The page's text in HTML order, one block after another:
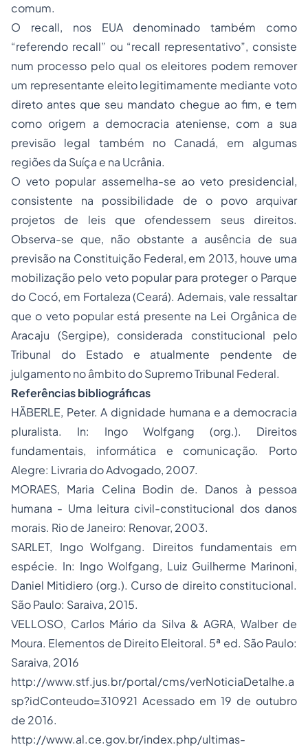
comum.
O recall, nos EUA denominado também como
“referendo recall” ou “recall representativo”, consiste
num processo pelo qual os eleitores podem remover
um representante eleito legitimamente mediante voto
direto antes que seu mandato chegue ao fim, e tem
como origem a democracia ateniense, com a sua
previsão legal também no Canadá, em algumas
regiões da Suíça e na Ucrânia.
O veto popular assemelha-se ao veto presidencial,
consistente na possibilidade de o povo arquivar
projetos de leis que ofendessem seus direitos.
Observa-se que, não obstante a ausência de sua
previsão na Constituição Federal, em 2013, houve uma
mobilização pelo veto popular para proteger o Parque
do Cocó, em Fortaleza (Ceará). Ademais, vale ressaltar
que o veto popular está presente na Lei Orgânica de
Aracaju (Sergipe), considerada constitucional pelo
Tribunal do Estado e atualmente pendente de
julgamento no âmbito do Supremo Tribunal Federal.
Referências bibliográficas
HÄBERLE, Peter. A dignidade humana e a democracia
pluralista. In: Ingo Wolfgang (org.). Direitos
fundamentais, informática e comunicação. Porto
Alegre: Livraria do Advogado, 2007.
MORAES, Maria Celina Bodin de. Danos à pessoa
humana - Uma leitura civil-constitucional dos danos
morais. Rio de Janeiro: Renovar, 2003.
SARLET, Ingo Wolfgang. Direitos fundamentais em
espécie. In: Ingo Wolfgang, Luiz Guilherme Marinoni,
Daniel Mitidiero (org.). Curso de direito constitucional.
São Paulo: Saraiva, 2015.
VELLOSO, Carlos Mário da Silva & AGRA, Walber de
Moura. Elementos de Direito Eleitoral. 5ª ed. São Paulo:
Saraiva, 2016
http://www.stf.jus.br/portal/cms/verNoticiaDetalhe.a
sp?idConteudo=310921 Acessado em 19 de outubro
de 2016.
http://www.al.ce.gov.br/index.php/ultimas-